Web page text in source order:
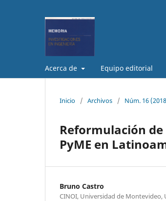
Acerca de Equipo editorial
Inicio / Archivos / Núm. 16
Reformulación
PyME en
Bruno Castro
CINOI, Universidad de Montevideo,